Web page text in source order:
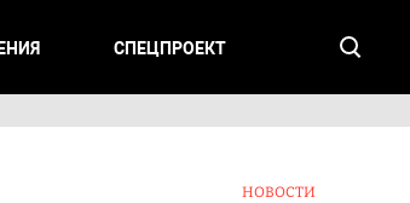
СПЕЦПРОЕКТ
НОВОСТИ